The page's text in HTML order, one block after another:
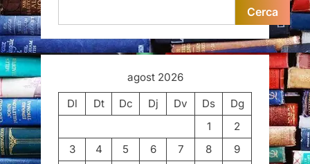
Cerca
agost 2026
Dl
Dt Dc Dj Dv Ds
Dg
1
2
3
4 5 6 7 8
9